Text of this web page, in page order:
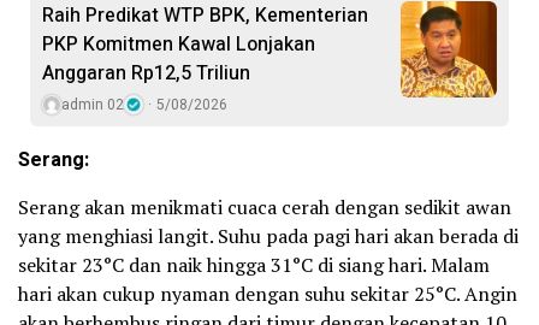
Raih Predikat WTP BPK, Kementerian
PKP Komitmen Kawal Lonjakan
Anggaran Rp12,5 Triliun
admin 02 5/08/2026
Serang:
Serang akan menikmati cuaca cerah dengan sedikit awan
yang menghiasi langit. Suhu pada pagi hari akan berada di
sekitar 23°C dan naik hingga 31°C di siang hari. Malam
hari akan cukup nyaman dengan suhu sekitar 25°C. Angin